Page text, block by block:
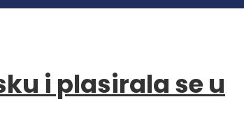
i plasirala se u